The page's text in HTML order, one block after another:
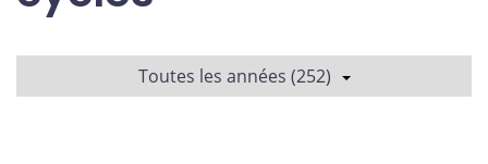
Toutes les années (252)